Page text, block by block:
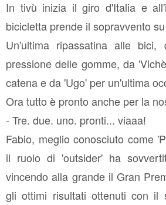
In tivù inizia il giro d'Italia e
bicicletta prende il sopravvento
Un'ultima ripassatina alle
pressione delle gomme, da
catena e da 'Ugo' per un'ultima
Ora tutto è pronto anche per la
- Tre. due. uno. pronti... viaaa!
Fabio, meglio conosciuto come
il ruolo di 'outsider' ha
vincendo alla grande il Gran
gli ottimi risultati ottenuti con il